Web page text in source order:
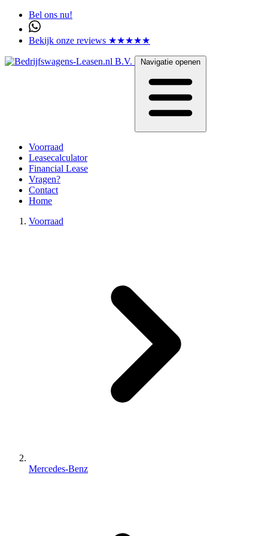
Bel ons nu!
Bekijk onze reviews ★★★★★
Navigatie openen
Voorraad
Leasecalculator
Financial Lease
Vragen?
Contact
Home
Voorraad
Mercedes-Benz